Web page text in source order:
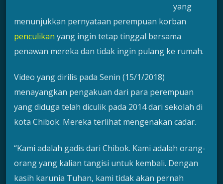
yang
menunjukkan pernyataan perempuan korban
penculikan yang ingin tetap tinggal bersama
penawan mereka dan tidak ingin pulang ke rumah.
Video yang dirilis pada Senin (15/1/2018)
menayangkan pengakuan dari para perempuan
yang diduga telah diculik pada 2014 dari sekolah di
kota Chibok. Mereka terlihat mengenakan cadar.
“Kami adalah gadis dari Chibok. Kami adalah orang-
orang yang kalian tangisi untuk kembali. Dengan
kasih karunia Tuhan, kami tidak akan pernah